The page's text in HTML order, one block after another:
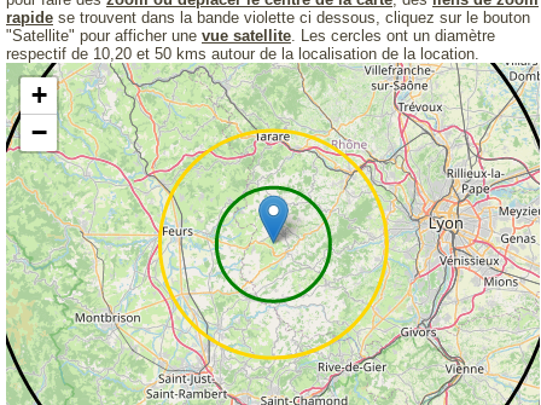
rapide se trouvent dans la bande violette ci dessous, cliquez sur le bouton
"Satellite" pour afficher une vue satellite. Les cercles ont un diamètre
respectif de 10,20 et 50 kms autour de la localisation de la location.
+
−